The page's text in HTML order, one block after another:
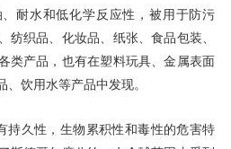
耐水和低化学反应性，被用于防污
织品、化妆品、纸张、食品包装、
类产品，也有在塑料玩具、金属表面
饮用水等产品中发现。
持久性，生物累积性和毒性的危害特